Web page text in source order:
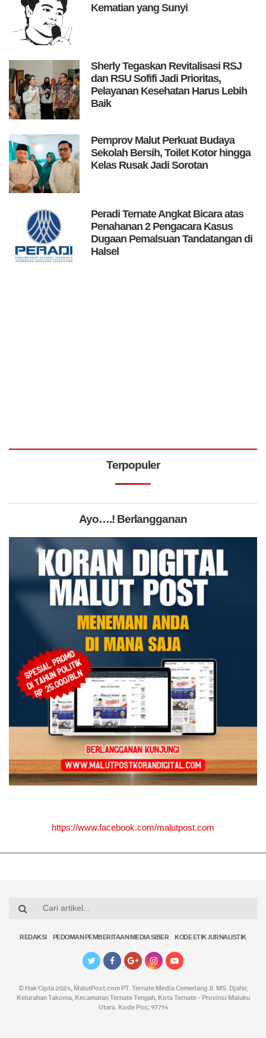
Kematian yang Sunyi
Sherly Tegaskan Revitalisasi RSJ
dan RSU Sofifi Jadi Prioritas,
Pelayanan Kesehatan Harus Lebih
Baik
Pemprov Malut Perkuat Budaya
Sekolah Bersih, Toilet Kotor hingga
Kelas Rusak Jadi Sorotan
Peradi Ternate Angkat Bicara atas
Penahanan 2 Pengacara Kasus
Dugaan Pemalsuan Tandatangan di
Halsel
Terpopuler
Ayo….! Berlangganan
https://www.facebook.com/malutpost.com
REDAKSI PEDOMAN PEMBERITAAN MEDIA SIBER KODE ETIK JURNALISTIK
© Hak Cipta 2024, MalutPost.comPT. Ternate Media Cemerlang Jl. MS. Djahir,
Kelurahan Takoma, Kecamatan Ternate Tengah, Kota Ternate - Provinsi Maluku
Utara. Kode Pos; 97714